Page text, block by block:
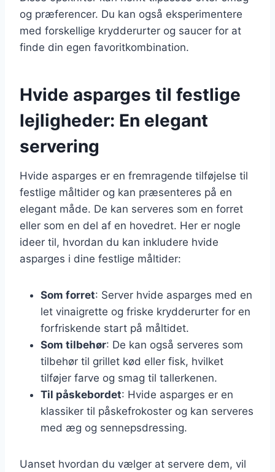
og præferencer. Du kan også eksperimentere
med forskellige krydderurter og saucer for at
finde din egen favoritkombination.
Hvide asparges til festlige
lejligheder: En elegant
servering
Hvide asparges er en fremragende tilføjelse til
festlige måltider og kan præsenteres på en
elegant måde. De kan serveres som en forret
eller som en del af en hovedret. Her er nogle
ideer til, hvordan du kan inkludere hvide
asparges i dine festlige måltider:
Som forret: Server hvide asparges med en
let vinaigrette og friske krydderurter for en
forfriskende start på måltidet.
Som tilbehør: De kan også serveres som
tilbehør til grillet kød eller fisk, hvilket
tilføjer farve og smag til tallerkenen.
Til påskebordet: Hvide asparges er en
klassiker til påskefrokoster og kan serveres
med æg og sennepsdressing.
Uanset hvordan du vælger at servere dem, vil